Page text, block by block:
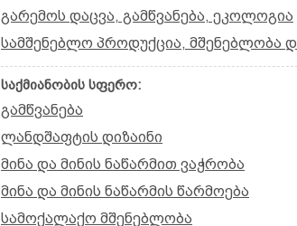
გარემოს დაცვა, გამწვანება, ეკოლოგია
სამშენებლო პროდუქცია, მშენებლობა
საქმიანობის სფერო:
გამწვანება
ლანდშაფტის დიზაინი
მინა და მინის ნაწარმით ვაჭრობა
მინა და მინის ნაწარმის წარმოება
სამოქალაქო მშენებლობა